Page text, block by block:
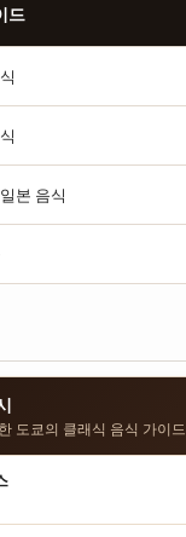
드
본 음식
도쿄의 클래식 음식 가이드